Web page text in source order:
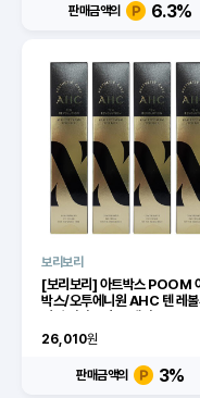
판매금액의 6.3%
보리보리
[보리보리] 아트박스 POOM
박스/오투에니원 AHC 텐 레
26,010원
판매금액의 3%